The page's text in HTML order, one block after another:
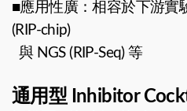
■應用性廣：相容於下游實
(RIP-chip)
與 NGS (RIP-Seq) 等
通用型 Inhibitor